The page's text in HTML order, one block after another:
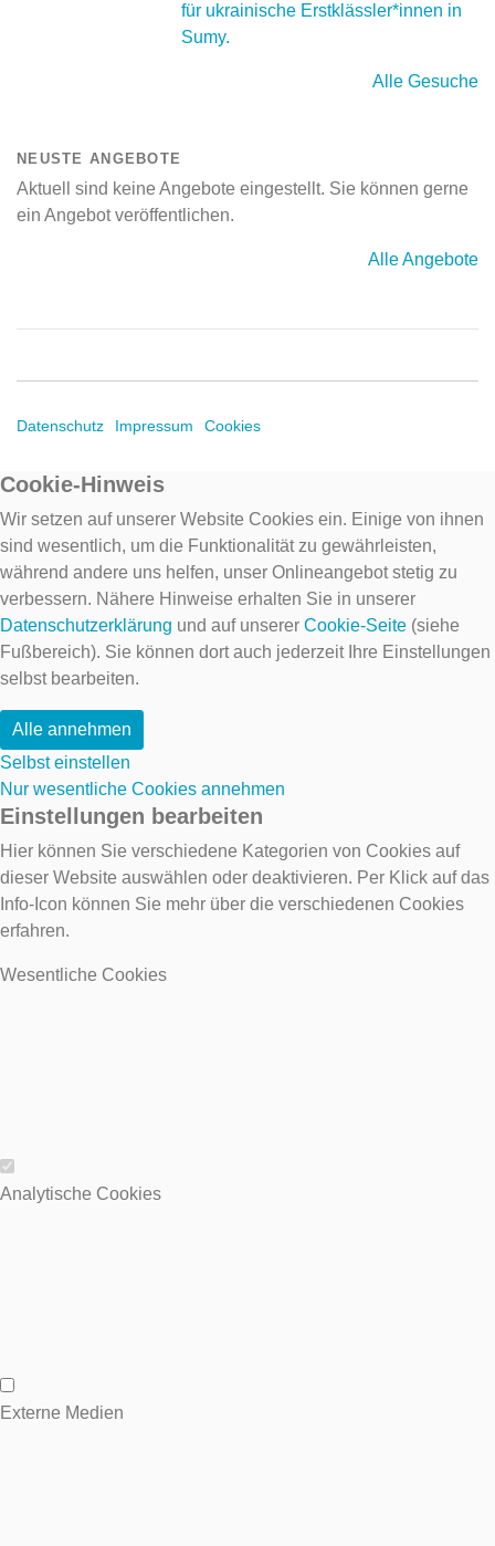
für ukrainische Erstklässler*innen in
Sumy.
Alle Gesuche
NEUSTE ANGEBOTE
Aktuell sind keine Angebote eingestellt. Sie können gerne
ein Angebot veröffentlichen.
Alle Angebote
Datenschutz Impressum Cookies
Cookie-Hinweis
Wir setzen auf unserer Website Cookies ein. Einige von ihnen
sind wesentlich, um die Funktionalität zu gewährleisten,
während andere uns helfen, unser Onlineangebot stetig zu
verbessern. Nähere Hinweise erhalten Sie in unserer
Datenschutzerklärung und auf unserer Cookie-Seite (siehe
Fußbereich). Sie können dort auch jederzeit Ihre Einstellungen
selbst bearbeiten.
Alle annehmen
Selbst einstellen
Nur wesentliche Cookies annehmen
Einstellungen bearbeiten
Hier können Sie verschiedene Kategorien von Cookies auf
dieser Website auswählen oder deaktivieren. Per Klick auf das
Info-Icon können Sie mehr über die verschiedenen Cookies
erfahren.
Wesentliche Cookies
Wesentliche Cookies
Analytische Cookies
Analytische Cookies
Externe Medien